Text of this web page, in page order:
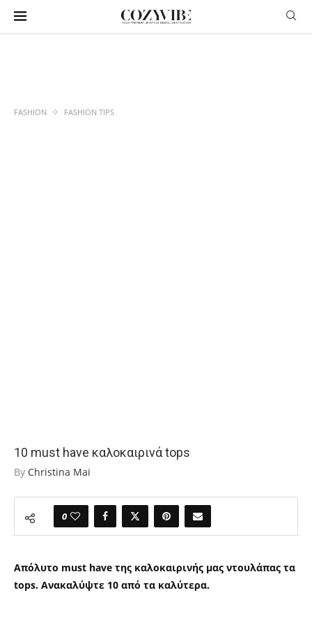
FASHION FASHION TIPS
10 must have καλοκαιρινά tops
By Christina Mai
0
Απόλυτο must have της καλοκαιρινής μας ντουλάπας τα
tops. Ανακαλύψτε 10 από τα καλύτερα.